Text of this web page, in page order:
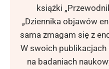
książki
„Dziennika objawów
sama zmagam się z
W swoich publikacjach
na badaniach